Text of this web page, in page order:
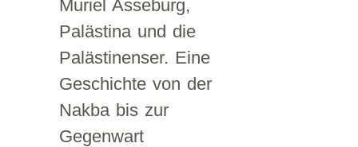
Muriel Asseburg,
Palästina und die
Palästinenser. Eine
Geschichte von der
Nakba bis zur
Gegenwart